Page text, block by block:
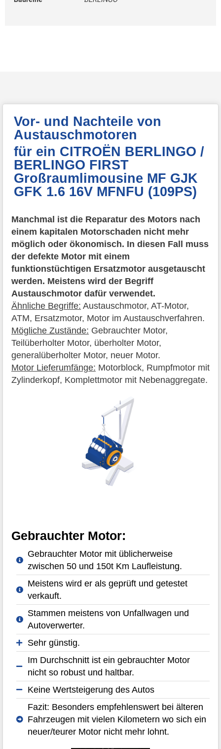
Vor- und Nachteile von
Austauschmotoren
für ein CITROËN BERLINGO /
BERLINGO FIRST
Großraumlimousine MF GJK
GFK 1.6 16V MFNFU (109PS)
Manchmal ist die Reparatur des Motors nach
einem kapitalen Motorschaden nicht mehr
möglich oder ökonomisch. In diesen Fall muss
der defekte Motor mit einem
funktionstüchtigen Ersatzmotor ausgetauscht
werden. Meistens wird der Begriff
Austauschmotor dafür verwendet.
Ähnliche Begriffe: Austauschmotor, AT-Motor,
ATM, Ersatzmotor, Motor im Austauschverfahren.
Mögliche Zustände: Gebrauchter Motor,
Teilüberholter Motor, überholter Motor,
generalüberholter Motor, neuer Motor.
Motor Lieferumfänge: Motorblock, Rumpfmotor mit
Zylinderkopf, Komplettmotor mit Nebenaggregate.
Gebrauchter Motor:
Gebrauchter Motor mit üblicherweise
zwischen 50 und 150t Km Laufleistung.
Meistens wird er als geprüft und getestet
verkauft.
Stammen meistens von Unfallwagen und
Autoverwerter.
Sehr günstig.
Im Durchschnitt ist ein gebrauchter Motor
nicht so robust und haltbar.
Keine Wertsteigerung des Autos
Fazit: Besonders empfehlenswert bei älteren
Fahrzeugen mit vielen Kilometern wo sich ein
neuer/teurer Motor nicht mehr lohnt.